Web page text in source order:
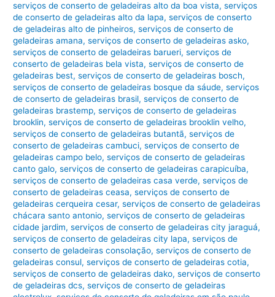
serviços de conserto de geladeiras alto da boa vista,serviços
de conserto de geladeiras alto da lapa,serviços de conserto
de geladeiras alto de pinheiros,serviços de conserto de
geladeiras amana,serviços de conserto de geladeiras asko,
serviços de conserto de geladeiras barueri,serviços de
conserto de geladeiras bela vista,serviços de conserto de
geladeiras best,serviços de conserto de geladeiras bosch,
serviços de conserto de geladeiras bosque da sáude,serviços
de conserto de geladeiras brasil,serviços de conserto de
geladeiras brastemp,serviços de conserto de geladeiras
brooklin,serviços de conserto de geladeiras brooklin velho,
serviços de conserto de geladeiras butantã,serviços de
conserto de geladeiras cambuci,serviços de conserto de
geladeiras campo belo,serviços de conserto de geladeiras
canto galo,serviços de conserto de geladeiras carapicuíba,
serviços de conserto de geladeiras casa verde,serviços de
conserto de geladeiras ceasa,serviços de conserto de
geladeiras cerqueira cesar,serviços de conserto de geladeiras
chácara santo antonio,serviços de conserto de geladeiras
cidade jardim,serviços de conserto de geladeiras city jaraguá,
serviços de conserto de geladeiras city lapa,serviços de
conserto de geladeiras consolação,serviços de conserto de
geladeiras consul,serviços de conserto de geladeiras cotia,
serviços de conserto de geladeiras dako,serviços de conserto
de geladeiras dcs,serviços de conserto de geladeiras